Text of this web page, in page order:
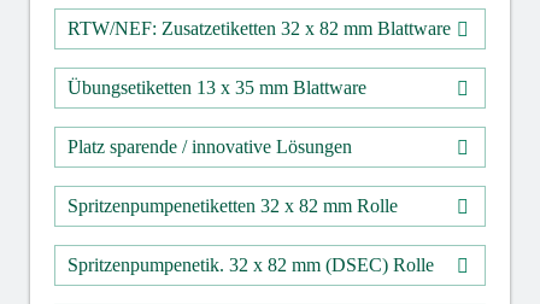
RTW/NEF: Zusatzetiketten 32 x 82 mm Blattware
Übungsetiketten 13 x 35 mm Blattware
Platz sparende / innovative Lösungen
Spritzenpumpenetiketten 32 x 82 mm Rolle
Spritzenpumpenetik. 32 x 82 mm (DSEC) Rolle